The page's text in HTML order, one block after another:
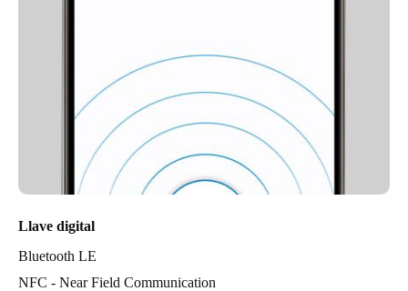
Llave digital
Bluetooth LE
NFC - Near Field Communication